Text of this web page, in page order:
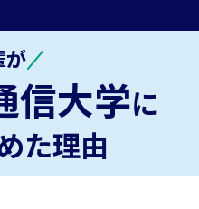
が
信大学に
た理由